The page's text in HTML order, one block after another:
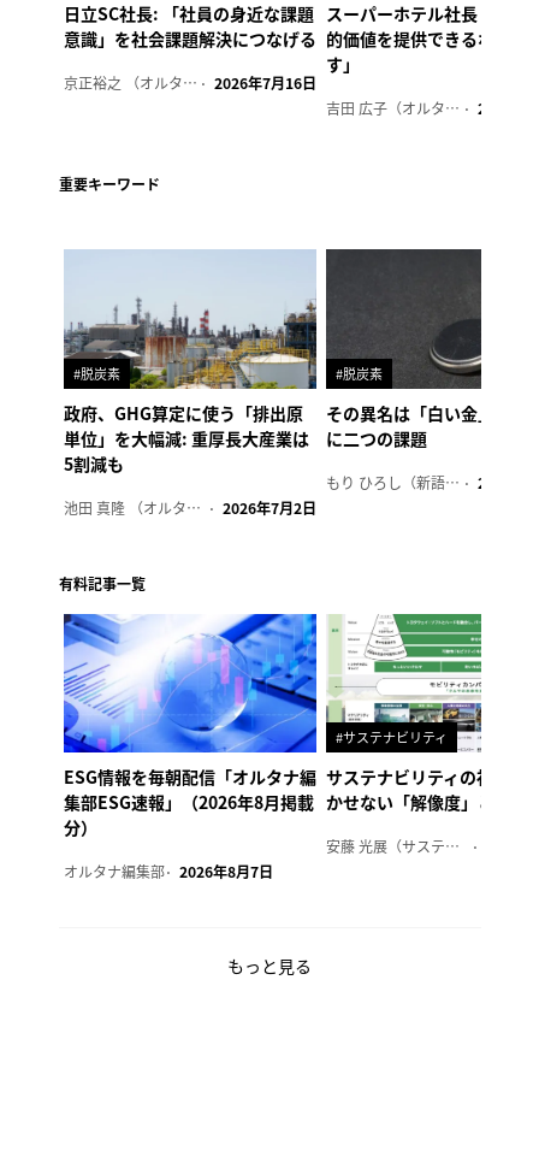
日立SC社長: 「社員の身近な課題
意識」を社会課題解決につなげる
京正裕之 （オルタナ副編集長） 2026年7月16日
スーパーホテル社長「地域
的価値を提供できるホテル
す」
吉田 広子（オルタナ輪番編集長） 2026年6
重要キーワード
#脱炭素
政府、GHG算定に使う「排出原
単位」を大幅減: 重厚長大産業は
5割減も
池田 真隆 （オルタナ輪番編集長） 2026年7月2日
#脱炭素
その異名は「白い金」、リ
に二つの課題
もり ひろし（新語ウォッチャー） 2023年7
有料記事一覧
ESG情報を毎朝配信「オルタナ編
集部ESG速報」（2026年8月掲載
分）
オルタナ編集部 2026年8月7日
#サステナビリティ
サステナビリティの社内浸
かせない「解像度」とは
安藤 光展（サステナビリティ・コンサルタント）
もっと見る